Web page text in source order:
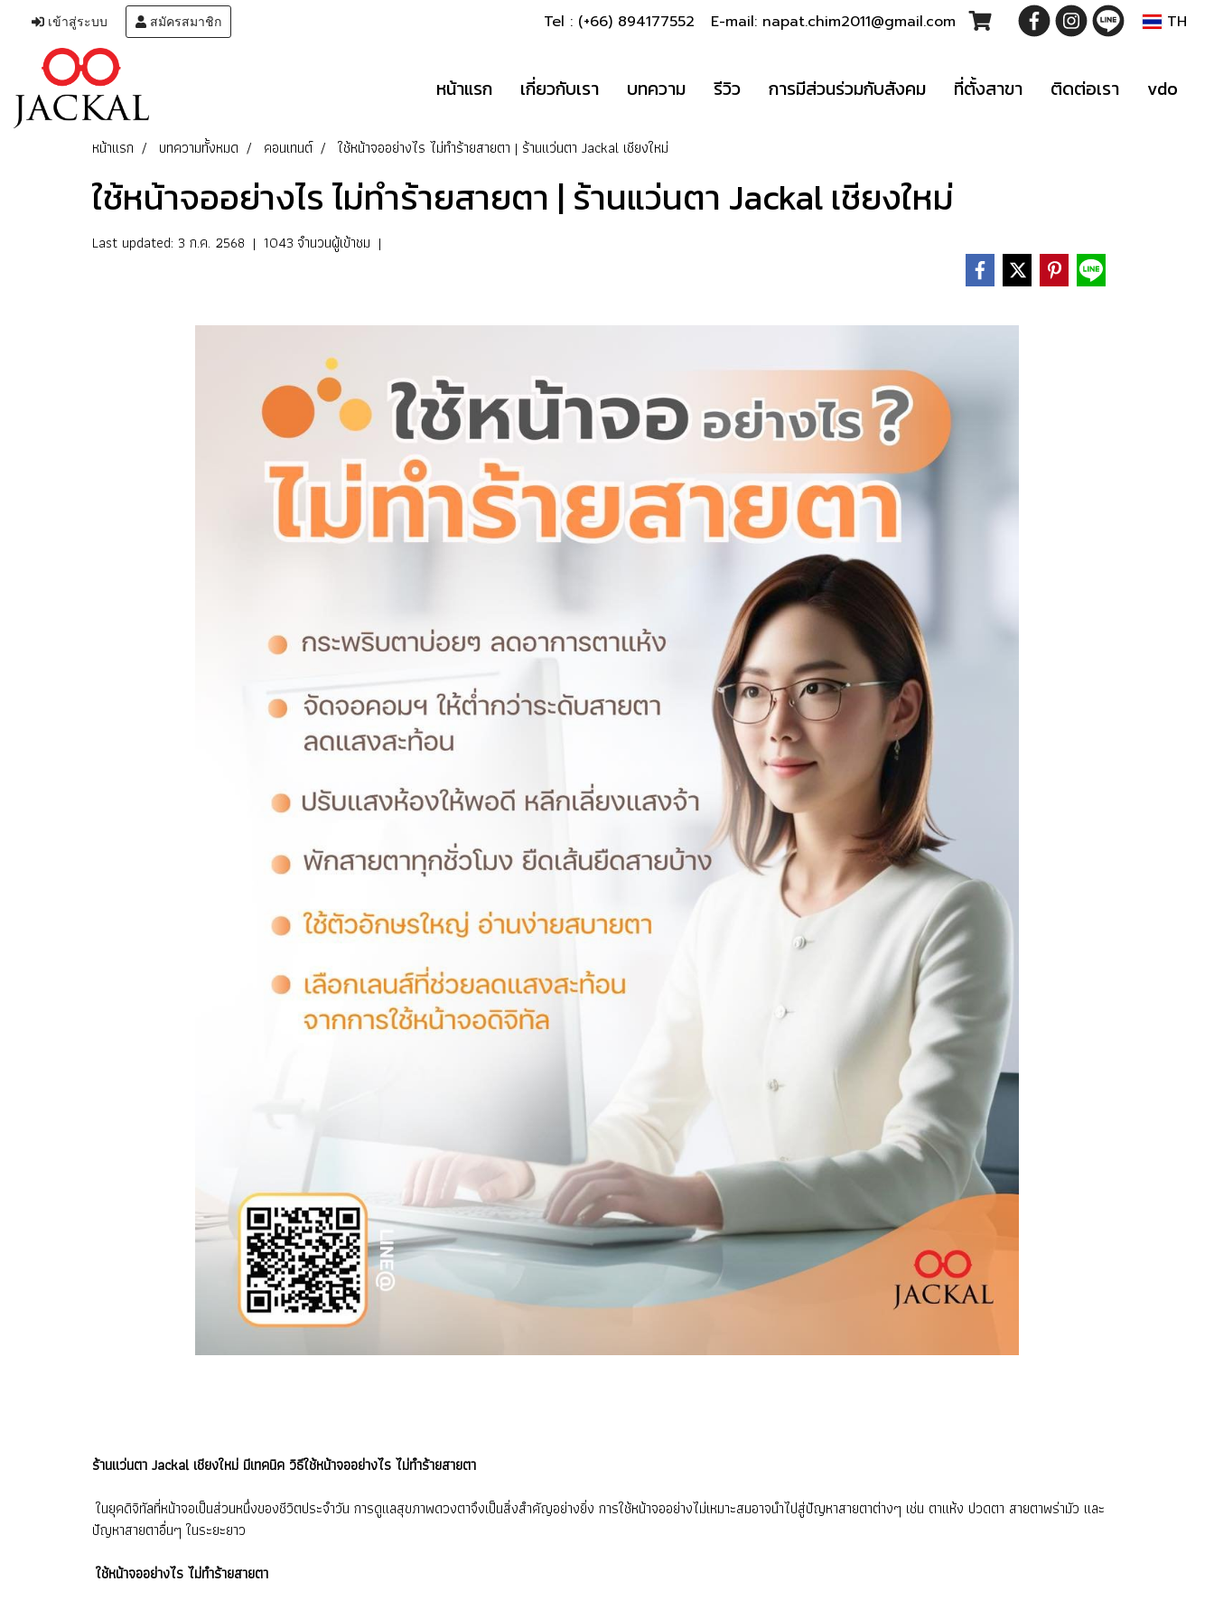
เข้าสู่ระบบ สมัครสมาชิก Tel : (+66) 894177552 E-mail: napat.chim2011@gmail.com TH
หน้าแรก เกี่ยวกับเรา บทความ รีวิว การมีส่วนร่วมกับสังคม ที่ตั้งสาขา ติดต่อเรา vdo
หน้าแรก บทความทั้งหมด คอนเทนต์ ใช้หน้าจออย่างไร ไม่ทำร้ายสายตา | ร้านแว่นตา Jackal เชียงใหม่
ใช้หน้าจออย่างไร ไม่ทำร้ายสายตา | ร้านแว่นตา Jackal เชียงใหม่
Last updated: 3 ก.ค. 2568 | 1043 จำนวนผู้เข้าชม |
ร้านแว่นตา Jackal เชียงใหม่ มีเทคนิค วิธีใช้หน้าจออย่างไร ไม่ทำร้ายสายตา
ในยุคดิจิทัลที่หน้าจอเป็นส่วนหนึ่งของชีวิตประจำวัน การดูแลสุขภาพดวงตาจึงเป็นสิ่งสำคัญอย่างยิ่ง การใช้หน้าจออย่างไม่เหมาะสมอาจนำไปสู่ปัญหาสายตาต่างๆ เช่น ตาแห้ง ปวดตา สายตาพร่ามัว และ
ปัญหาสายตาอื่นๆ ในระยะยาว
ใช้หน้าจออย่างไร ไม่ทำร้ายสายตา